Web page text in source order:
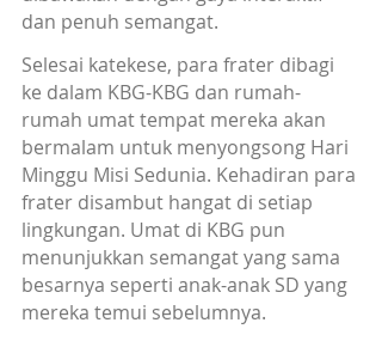
dan penuh semangat.
Selesai katekese, para frater dibagi
ke dalam KBG-KBG dan rumah-
rumah umat tempat mereka akan
bermalam untuk menyongsong Hari
Minggu Misi Sedunia. Kehadiran para
frater disambut hangat di setiap
lingkungan. Umat di KBG pun
menunjukkan semangat yang sama
besarnya seperti anak-anak SD yang
mereka temui sebelumnya.